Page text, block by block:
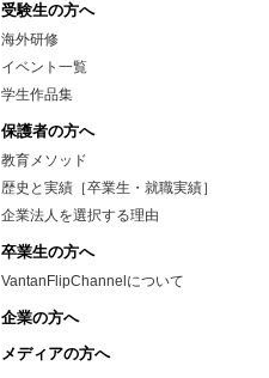
受験生の方へ
海外研修
イベント一覧
学生作品集
保護者の方へ
教育メソッド
歴史と実績［卒業生・就職実績］
企業法人を選択する理由
卒業生の方へ
VantanFlipChannelについて
企業の方へ
メディアの方へ